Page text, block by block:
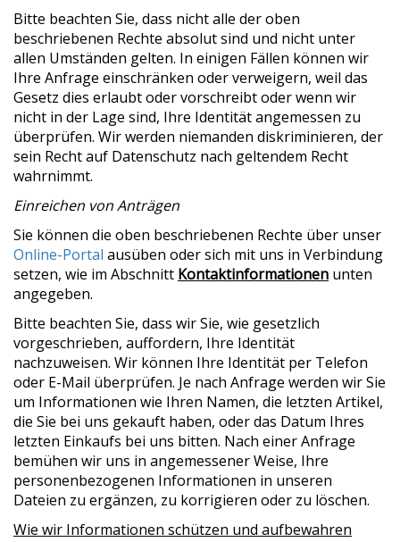
Bitte beachten Sie, dass nicht alle der oben
beschriebenen Rechte absolut sind und nicht unter
allen Umständen gelten. In einigen Fällen können wir
Ihre Anfrage einschränken oder verweigern, weil das
Gesetz dies erlaubt oder vorschreibt oder wenn wir
nicht in der Lage sind, Ihre Identität angemessen zu
überprüfen. Wir werden niemanden diskriminieren, der
sein Recht auf Datenschutz nach geltendem Recht
wahrnimmt.
Einreichen von Anträgen
Sie können die oben beschriebenen Rechte über unser
Online-Portal ausüben oder sich mit uns in Verbindung
setzen, wie im Abschnitt Kontaktinformationen unten
angegeben.
Bitte beachten Sie, dass wir Sie, wie gesetzlich
vorgeschrieben, auffordern, Ihre Identität
nachzuweisen. Wir können Ihre Identität per Telefon
oder E-Mail überprüfen. Je nach Anfrage werden wir Sie
um Informationen wie Ihren Namen, die letzten Artikel,
die Sie bei uns gekauft haben, oder das Datum Ihres
letzten Einkaufs bei uns bitten. Nach einer Anfrage
bemühen wir uns in angemessener Weise, Ihre
personenbezogenen Informationen in unseren
Dateien zu ergänzen, zu korrigieren oder zu löschen.
Wie wir Informationen schützen und aufbewahren